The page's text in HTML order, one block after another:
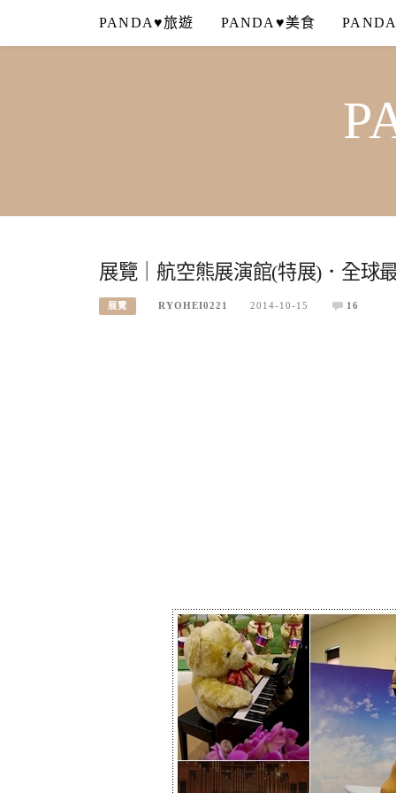
content
PANDA♥旅遊 PANDA♥美食
展覽｜航空熊展演館(特展)．全球
展覽 RYOHEI0221 2014-10-15 16